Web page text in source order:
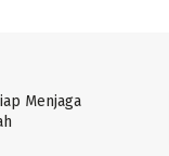
Menjaga